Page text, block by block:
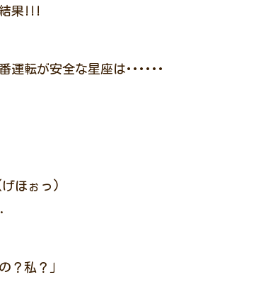
果!!!
運転が安全な星座は･･････
ほぉっ)
？私？」